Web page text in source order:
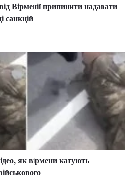
Вірменії припинити надавати
санкцій
як вірмени катують